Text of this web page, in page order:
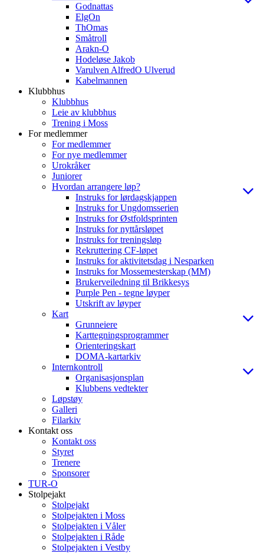
Godnattas
ElgOn
ThOmas
Småtroll
Arakn-O
Hodeløse Jakob
Varulven AlfredO Ulverud
Kabelmannen
Klubbhus
Klubbhus
Leie av klubbhus
Trening i Moss
For medlemmer
For medlemmer
For nye medlemmer
Urokråker
Juniorer
Hvordan arrangere løp?
Instruks for lørdagskjappen
Instruks for Ungdomsserien
Instruks for Østfoldsprinten
Instruks for nyttårsløpet
Instruks for treningsløp
Rekruttering CF-løpet
Instruks for aktivitetsdag i Nesparken
Instruks for Mossemesterskap (MM)
Brukerveiledning til Brikkesys
Purple Pen - tegne løyper
Utskrift av løyper
Kart
Grunneiere
Karttegningsprogrammer
Orienteringskart
DOMA-kartarkiv
Internkontroll
Organisasjonsplan
Klubbens vedtekter
Løpstøy
Galleri
Filarkiv
Kontakt oss
Kontakt oss
Styret
Trenere
Sponsorer
TUR-O
Stolpejakt
Stolpejakt
Stolpejakten i Moss
Stolpejakten i Våler
Stolpejakten i Råde
Stolpejakten i Vestby